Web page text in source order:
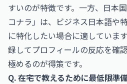
すいのが特徴です。一方、日本
コナラ」は、ビジネス日本語や
に特化したい場合に適していま
録してプロフィールの反応を確
極めるのが得策です。
Q. 在宅で教えるために最低限準